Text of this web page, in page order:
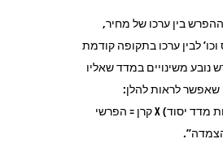
בין ערכו של מחיר,
לבין ערכו בתקופה קודמת
נובע משינויים במדד שאליו
שאפשר לראות להלן:
(מדד אחרון פחות מדד יסוד) X קרן = הפרשי